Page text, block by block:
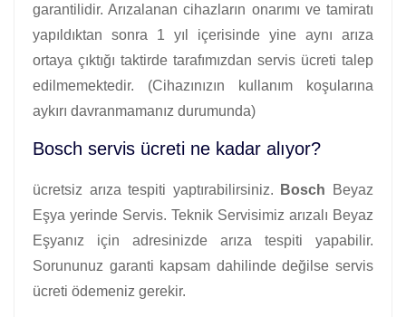
garantilidir. Arızalanan cihazların onarımı ve tamiratı
yapıldıktan sonra 1 yıl içerisinde yine aynı arıza
ortaya çıktığı taktirde tarafımızdan servis ücreti talep
edilmemektedir. (Cihazınızın kullanım koşularına
aykırı davranmamanız durumunda)
Bosch servis ücreti ne kadar alıyor?
ücretsiz arıza tespiti yaptırabilirsiniz. Bosch Beyaz
Eşya yerinde Servis. Teknik Servisimiz arızalı Beyaz
Eşyanız için adresinizde arıza tespiti yapabilir.
Sorununuz garanti kapsam dahilinde değilse servis
ücreti ödemeniz gerekir.